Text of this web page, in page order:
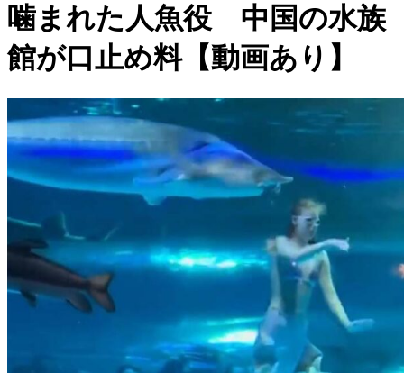
噛まれた人魚役 中国の水族
館が口止め料【動画あり】